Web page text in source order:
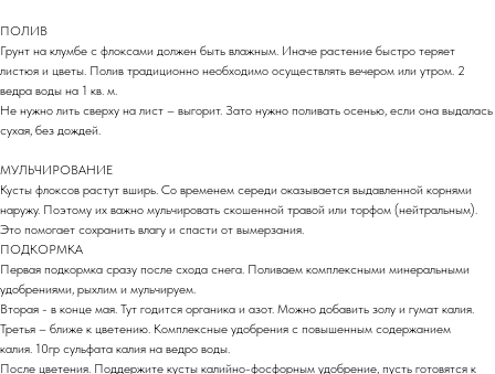
ПОЛИВ
Грунт на клумбе с флоксами должен быть влажным. Иначе растение быстро теряет
листюя и цветы. Полив традиционно необходимо осуществлять вечером или утром. 2
ведра воды на 1 кв. м.
Не нужно лить сверху на лист – выгорит. Зато нужно поливать осенью, если она выдалась
сухая, без дождей.
МУЛЬЧИРОВАНИЕ
Кусты флоксов растут вширь. Со временем середи оказывается выдавленной корнями
наружу. Поэтому их важно мульчировать скошенной травой или торфом (нейтральным).
Это помогает сохранить влагу и спасти от вымерзания.
ПОДКОРМКА
Первая подкормка сразу после схода снега. Поливаем комплексными минеральными
удобрениями, рыхлим и мульчируем.
Вторая - в конце мая. Тут годится органика и азот. Можно добавить золу и гумат калия.
Третья – ближе к цветению. Комплексные удобрения с повышенным содержанием
калия. 10гр сульфата калия на ведро воды.
После цветения. Поддержите кусты калийно-фосфорным удобрение, пусть готовятся к